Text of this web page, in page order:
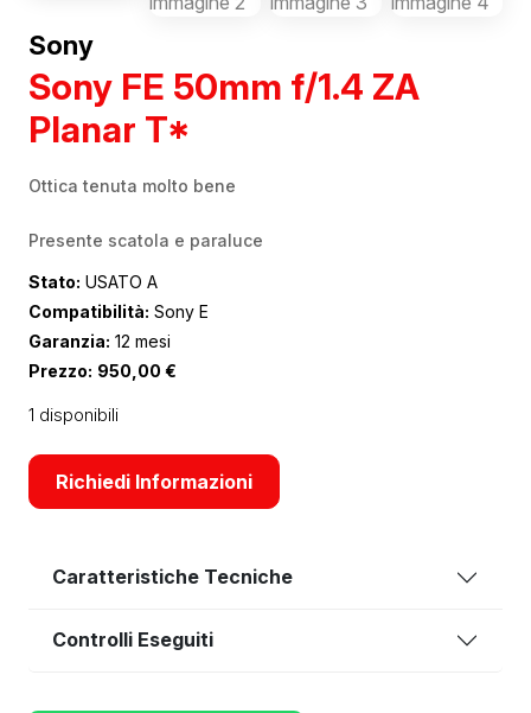
Sony
Sony FE 50mm f/1.4 ZA
Planar T*
Ottica tenuta molto bene
Presente scatola e paraluce
Stato: USATO A
Compatibilità: Sony E
Garanzia: 12 mesi
Prezzo: 950,00 €
1 disponibili
Richiedi Informazioni
Caratteristiche Tecniche
Controlli Eseguiti